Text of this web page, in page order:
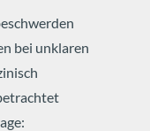
bei unklaren